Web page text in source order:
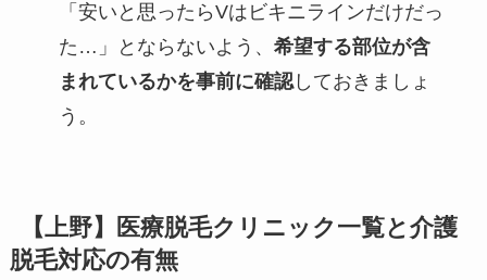
「安いと思ったらVはビキニラインだけだっ
た…」とならないよう、 希望する部位が含
まれているかを事前に確認しておきましょ
う。
【上野】医療脱毛クリニック一覧と介護
脱毛対応の有無